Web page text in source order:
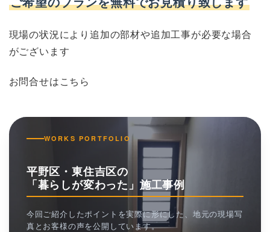
現場の状況により追加の部材や追加工事が必要な場合
がございます
お問合せはこちら
WORKS PORTFOLIO
平野区・東住吉区の
「暮らしが変わった」施工事例
今回ご紹介したポイントを実際に形にした、地元の現場写
真とお客様の声を公開しています。